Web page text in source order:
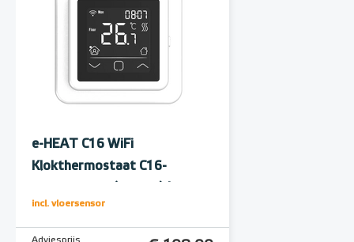
e-HEAT C16 WiFi
Klokthermostaat C16-
9010 Wit
incl. vloersensor